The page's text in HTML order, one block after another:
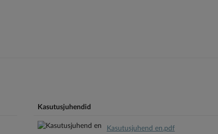
Kasutusjuhendid
Kasutusjuhend en.pdf